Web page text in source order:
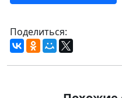
Поделиться: